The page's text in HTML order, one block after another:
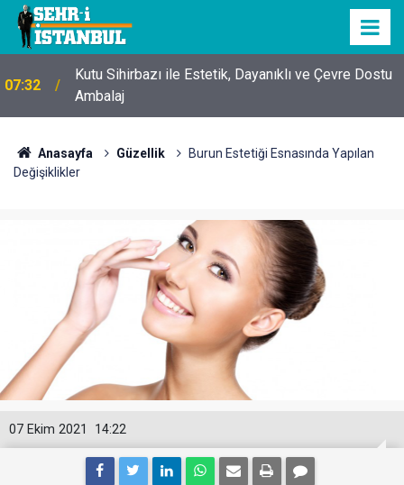
07:32
Kutu Sihirbazı ile Estetik, Dayanıklı ve Çevre Dostu
Ambalaj
Anasayfa Güzellik
Burun Estetiği Esnasında Yapılan
Değişiklikler
14:22
07 Ekim 2021